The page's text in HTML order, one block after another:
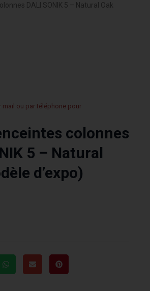
DALI SONIK 5 – Natural Oak
mail ou par téléphone pour
colonnes
5 – Natural
d’expo)